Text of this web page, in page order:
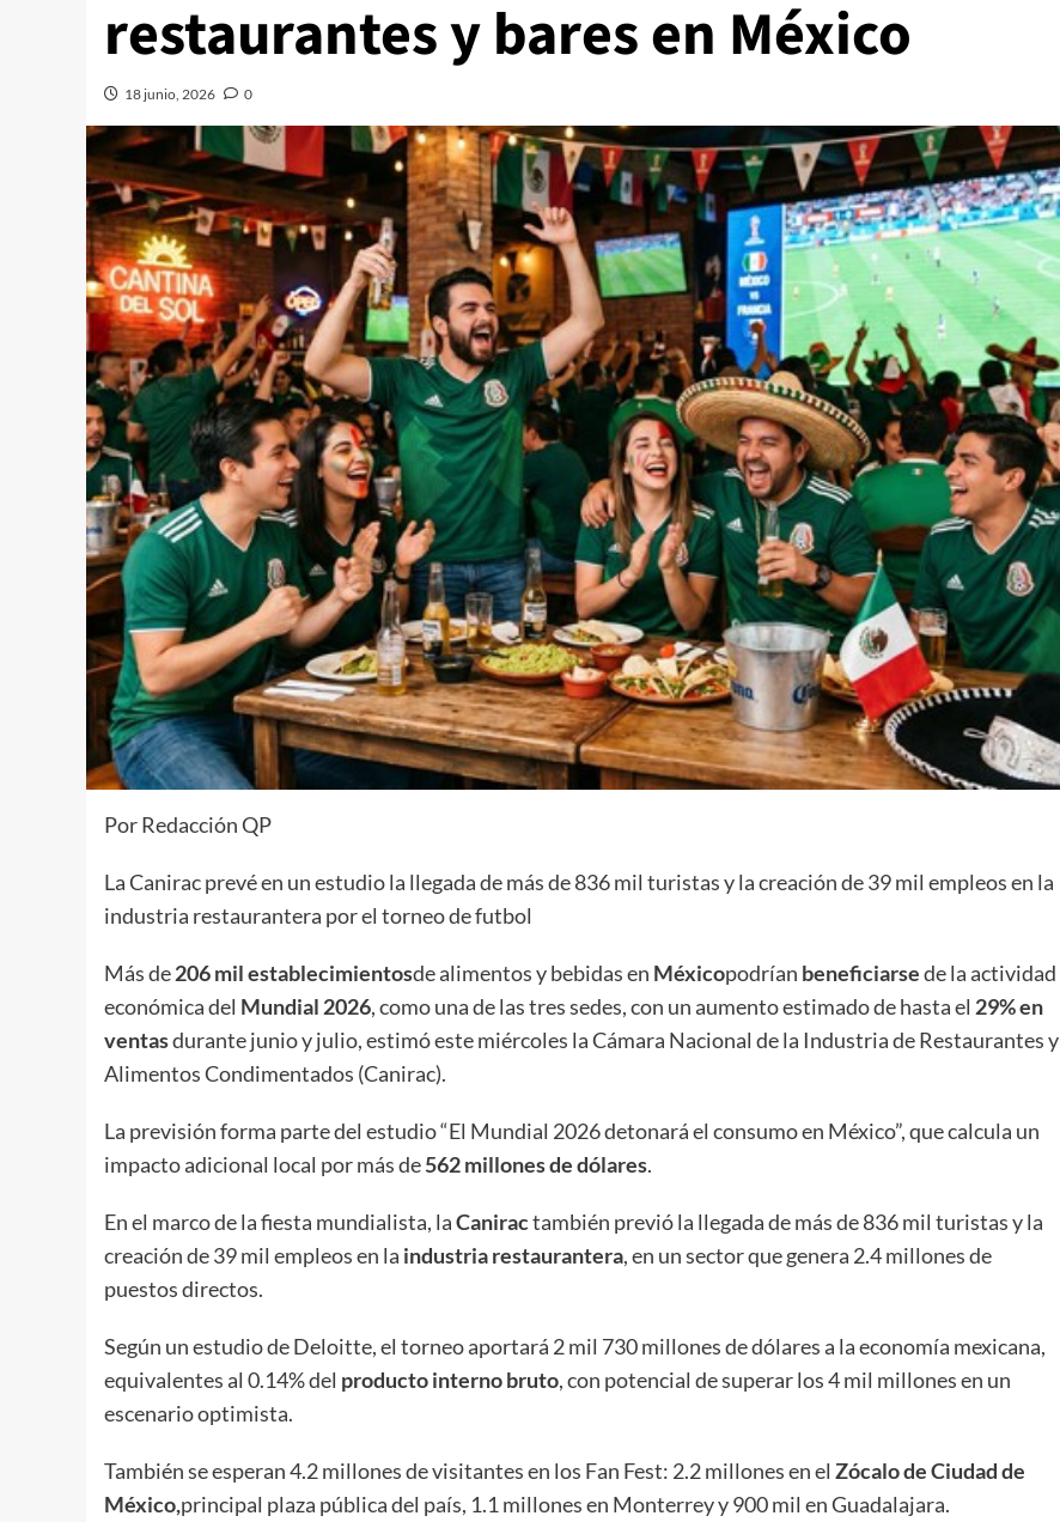
restaurantes y bares en México
18 junio, 2026 0
Por Redacción QP
La Canirac prevé en un estudio la llegada de más de 836 mil turistas y la creación de 39 mil empleos en la
industria restaurantera por el torneo de futbol
Más de206 mil establecimientosde alimentos y bebidas en Méxicopodrían beneficiarsede la actividad
económica del Mundial 2026, como una de las tres sedes, con un aumento estimado de hasta el 29% en
ventasdurante junio y julio, estimó este miércoles la Cámara Nacional de la Industria de Restaurantes y
Alimentos Condimentados (Canirac).
La previsión forma parte del estudio “El Mundial 2026 detonará el consumo en México”, que calcula un
impacto adicional local por más de562 millones de dólares.
En el marco de la fiesta mundialista, laCaniractambién previó la llegada de más de 836 mil turistas y la
creación de 39 mil empleos en la industria restaurantera, en un sector que genera 2.4 millones de
puestos directos.
Según un estudio de Deloitte, el torneo aportará 2 mil 730 millones de dólares a la economía mexicana,
equivalentes al 0.14% del producto interno bruto, con potencial de superar los 4 mil millones en un
escenario optimista.
También se esperan 4.2 millones de visitantes en los Fan Fest: 2.2 millones en el Zócalo de Ciudad de
México,principal plaza pública del país, 1.1 millones en Monterrey y 900 mil en Guadalajara.